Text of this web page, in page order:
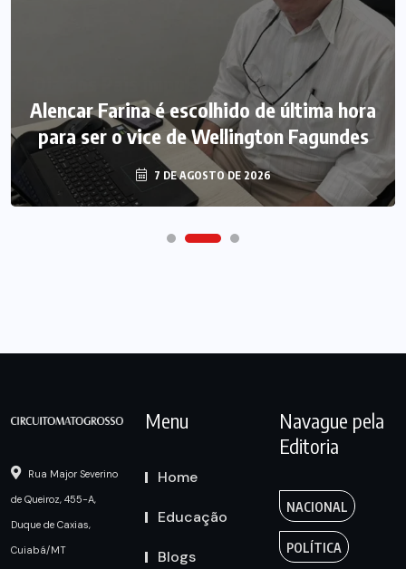
Alencar Farina é escolhido de última hora
para ser o vice de Wellington Fagundes
7 DE AGOSTO DE 2026
Rua Major Severino
de Queiroz, 455-A,
Duque de Caxias,
Cuiabá/MT
Menu
Home
Educação
Blogs
Navague pela
Editoria
NACIONAL
POLÍTICA